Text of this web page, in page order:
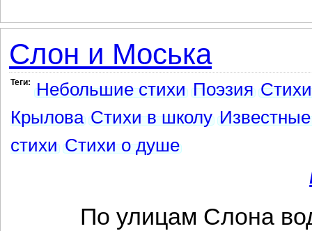
Слон и Моська
Теги: Небольшие стихи Поэзия
Крылова Стихи в школу
стихи Стихи о душе
По улицам Слона